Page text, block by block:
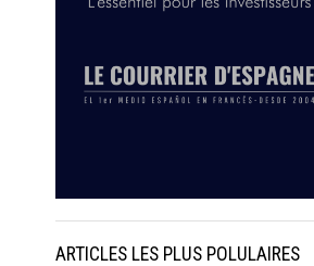
ARTICLES LES PLUS POLULAIRES